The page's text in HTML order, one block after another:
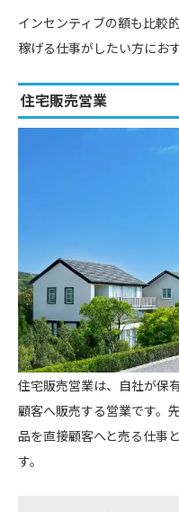
インセンティブの額も比較
稼げる仕事がしたい方にお
住宅販売営業
住宅販売営業は、自社が保
顧客へ販売する営業です。
品を直接顧客へと売る仕事
す。